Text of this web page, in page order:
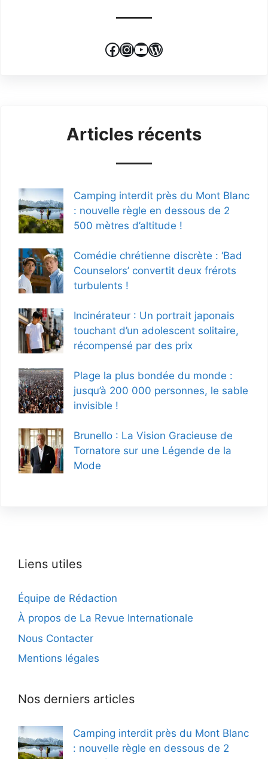
Facebook
Instagram
YouTube
WordPress
Articles récents
Camping interdit près du Mont Blanc
: nouvelle règle en dessous de 2
500 mètres d’altitude !
Comédie chrétienne discrète : ‘Bad
Counselors’ convertit deux frérots
turbulents !
Incinérateur : Un portrait japonais
touchant d’un adolescent solitaire,
récompensé par des prix
Plage la plus bondée du monde :
jusqu’à 200 000 personnes, le sable
invisible !
Brunello : La Vision Gracieuse de
Tornatore sur une Légende de la
Mode
Liens utiles
Équipe de Rédaction
À propos de La Revue Internationale
Nous Contacter
Mentions légales
Nos derniers articles
Camping interdit près du Mont Blanc
: nouvelle règle en dessous de 2